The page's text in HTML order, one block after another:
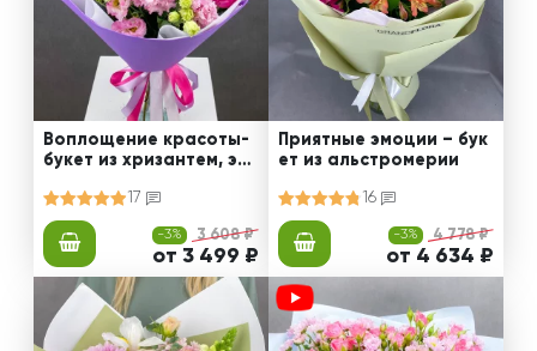
Воплощение красоты-
букет из хризантем, эус
17
-3% 3 608 ₽
от 3 499 ₽
Приятные эмоции – бук
ет из альстромерии
16
-3% 4 778 ₽
от 4 634 ₽